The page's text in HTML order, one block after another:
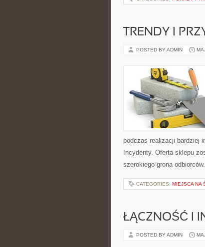
TRENDY I
POSTED BY ADMIN
podczas realizacji bardziej
Incydenty. Oferta sklepu
szerokiego grona
CATEGORIES: MIEJSCA NA
ŁĄCZNOŚĆ I
POSTED BY ADMIN